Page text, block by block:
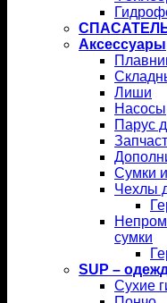
Аксессуары
Лиши
Насосы
Парус
Сумки
Чехлы
сумки
SUP –
Сухие